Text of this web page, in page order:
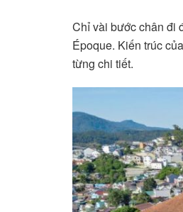
Chỉ vài bước chân đi
Époque. Kiến trúc
từng chi tiết.